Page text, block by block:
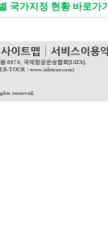
국가지정 현황 바로가
-0074, 국제항공운송협회[IATA].
TOUR : www.iebtour.com)
reserved.